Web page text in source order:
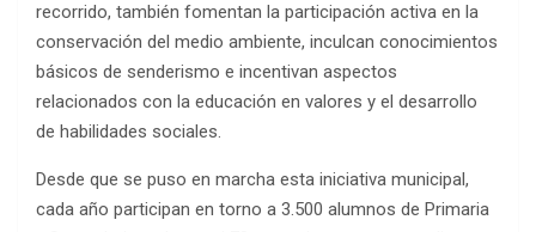
recorrido, también fomentan la participación activa en la
conservación del medio ambiente, inculcan conocimientos
básicos de senderismo e incentivan aspectos
relacionados con la educación en valores y el desarrollo
de habilidades sociales.
Desde que se puso en marcha esta iniciativa municipal,
cada año participan en torno a 3.500 alumnos de Primaria